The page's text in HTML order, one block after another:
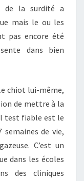
de la surdité a
mais le ou les
pas encore été
dans bien
chiot lui-même,
de mettre à la
test fiable est le
de vie,
C’est un
dans les écoles
des cliniques